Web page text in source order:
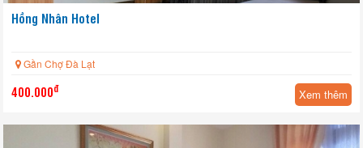
HOT
Hồng Nhân Hotel
Gần Chợ Đà Lạt
400.000đ Xem thêm